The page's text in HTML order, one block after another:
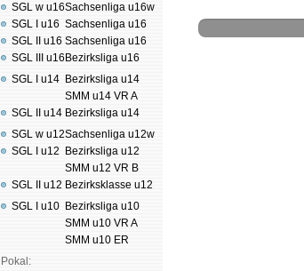
SGL w u16
SGL I u16
SGL II u16
SGL III u16
SGL I u14
SGL II u14
SGL w u12
SGL I u12
SGL II u12
SGL I u10
Pokal:
Sachsenliga u16w
Sachsenliga u16
Sachsenliga u16
Bezirksliga u16
Bezirksliga u14
SMM u14 VR A
Bezirksliga u14
Sachsenliga u12w
Bezirksliga u12
SMM u12 VR B
Bezirksklasse u12
Bezirksliga u10
SMM u10 VR A
SMM u10 ER